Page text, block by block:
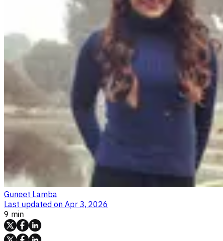
Guneet Lamba
Last updated on Apr 3, 2026
9 min